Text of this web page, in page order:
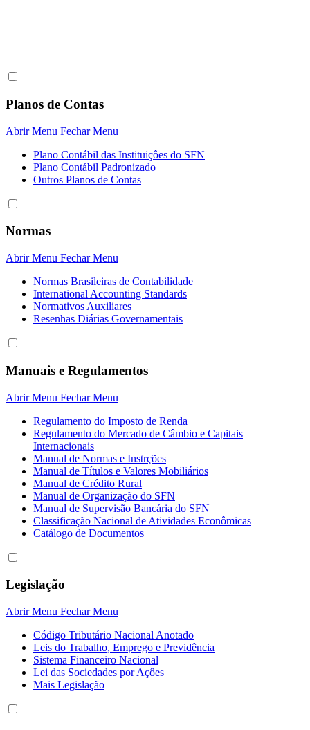
Planos de Contas
Abrir Menu Fechar Menu
Plano Contábil das Instituiçôes do SFN
Plano Contábil Padronizado
Outros Planos de Contas
Normas
Abrir Menu Fechar Menu
Normas Brasileiras de Contabilidade
International Accounting Standards
Normativos Auxiliares
Resenhas Diárias Governamentais
Manuais e Regulamentos
Abrir Menu Fechar Menu
Regulamento do Imposto de Renda
Regulamento do Mercado de Câmbio e Capitais
Internacionais
Manual de Normas e Instrções
Manual de Títulos e Valores Mobiliários
Manual de Crédito Rural
Manual de Organização do SFN
Manual de Supervisão Bancária do SFN
Classificação Nacional de Atividades Econômicas
Catálogo de Documentos
Legislação
Abrir Menu Fechar Menu
Código Tributário Nacional Anotado
Leis do Trabalho, Emprego e Previdência
Sistema Financeiro Nacional
Lei das Sociedades por Açôes
Mais Legislação